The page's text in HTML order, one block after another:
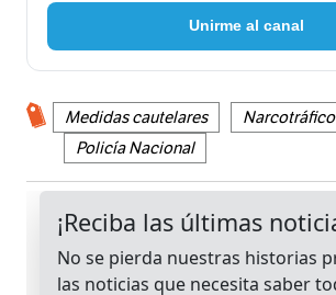
Unirme al canal
Medidas cautelares
Narcotráfico
Policía Nacional